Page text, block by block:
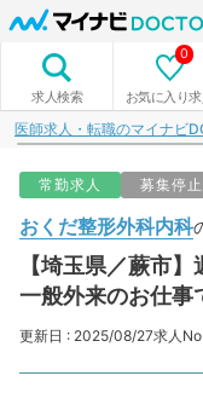
求人検索 お気に入り求
0
医師求人・転職のマイナビ
常勤求人 募集停止
おくだ整形外科内科
【埼玉県／蕨市
一般外来のお仕事
更新日 : 2025/08/27求人